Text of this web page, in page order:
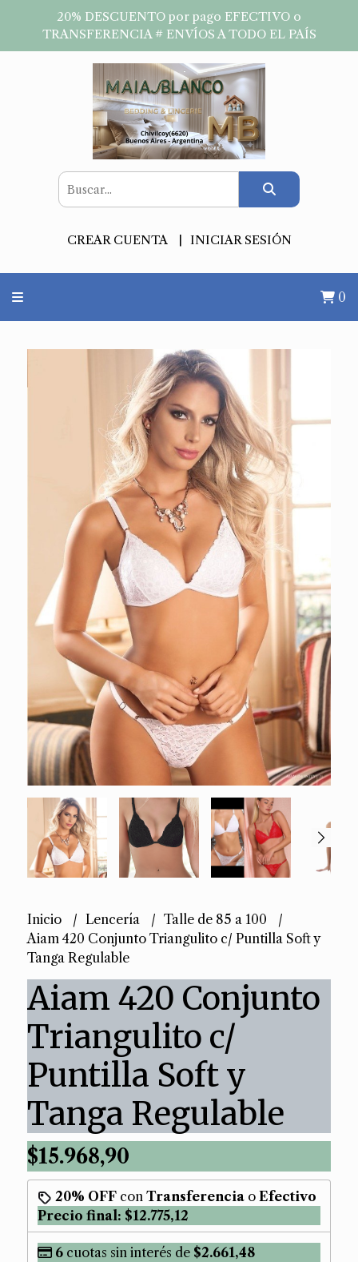
20% DESCUENTO por pago EFECTIVO o
TRANSFERENCIA # ENVÍOS A TODO EL PAÍS
CREAR CUENTA INICIAR SESIÓN
0
Inicio Lencería
Talle de 85 a 100
Aiam 420 Conjunto Triangulito c/ Puntilla Soft y
Tanga Regulable
Aiam 420 Conjunto
Triangulito c/
Puntilla Soft y
Tanga Regulable
$15.968,90
20% OFFcon Transferenciao Efectivo
Precio final: $12.775,12
6cuotas sin interés de $2.661,48